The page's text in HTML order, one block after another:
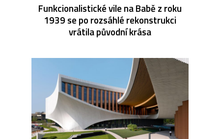
Funkcionalistické vile na Babě z roku
1939 se po rozsáhlé rekonstrukci
vrátila původní krása